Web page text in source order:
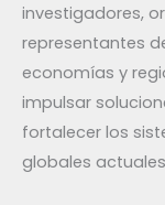
investigadores,
representantes
economías y
impulsar
fortalecer los
globales